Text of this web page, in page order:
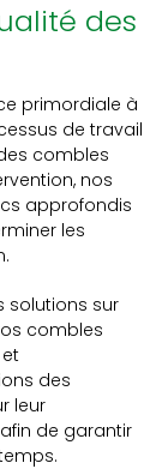
des
primordiale à
de travail
combles
nos
approfondis
les
solutions sur
combles
des
leur
de garantir